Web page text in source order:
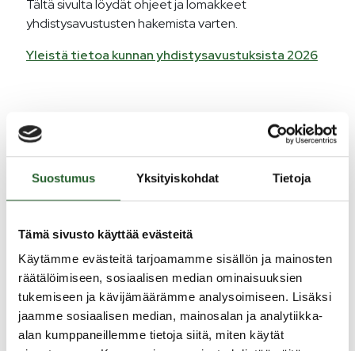
Suostumus Yksityiskohdat Tietoja
Tämä sivusto käyttää evästeitä
Käytämme evästeitä tarjoamamme sisällön ja mainosten
räätälöimiseen, sosiaalisen median ominaisuuksien
tukemiseen ja kävijämäärämme analysoimiseen. Lisäksi
jaamme sosiaalisen median, mainosalan ja analytiikka-
alan kumppaneillemme tietoja siitä, miten käytät
Tältä sivulta löydät ohjeet ja lomakkeet
yhdistysavustusten hakemista varten.
Yleistä tietoa kunnan yhdistysavustuksista 2026
6.6.2026 klo 23.59.
tekemiseen
Kohdeavustus
Hakuaika on 18.5.2026-6.6.2026.